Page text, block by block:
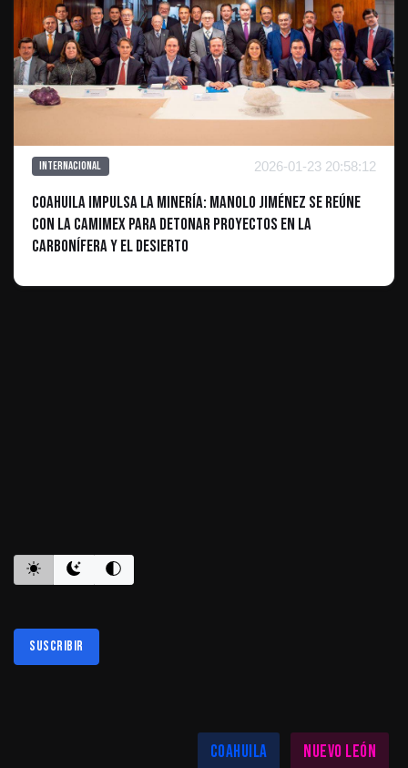
Internacional 2026-01-23 20:58:12
Coahuila impulsa la minería: Manolo Jiménez se reúne
con la CAMIMEX para detonar proyectos en la
Carbonífera y el Desierto
Suscribir
Coahuila
Nuevo León